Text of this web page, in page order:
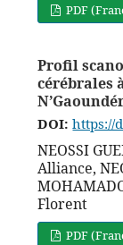
PDF
Profil
cérébrales
DOI: https://
NEOSSI
Alliance,
Florent
PDF